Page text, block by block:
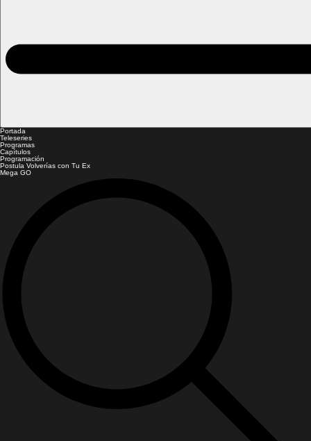
Portada
Teleseries
Programas
Capítulos
Programación
Postula Volverías con Tu Ex
Mega GO